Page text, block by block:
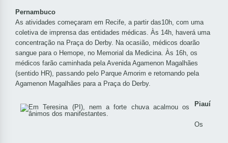
Pernambuco
As atividades começaram em Recife, a partir das10h, com uma
coletiva de imprensa das entidades médicas. Às 14h, haverá uma
concentração na Praça do Derby. Na ocasião, médicos doarão
sangue para o Hemope, no Memorial da Medicina. Às 16h, os
médicos farão caminhada pela Avenida Agamenon Magalhães
(sentido HR), passando pelo Parque Amorim e retornando pela
Agamenon Magalhães para a Praça do Derby.
Piauí
Os